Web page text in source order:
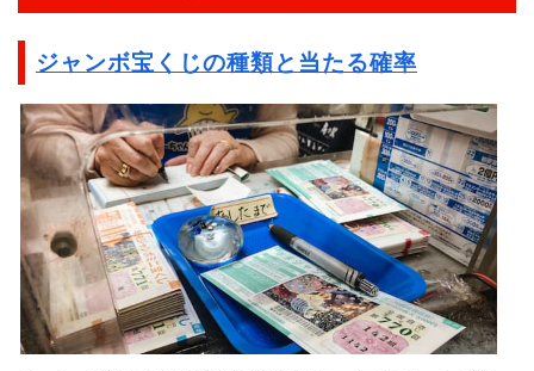
ジャンボ宝くじの種類と当たる確率